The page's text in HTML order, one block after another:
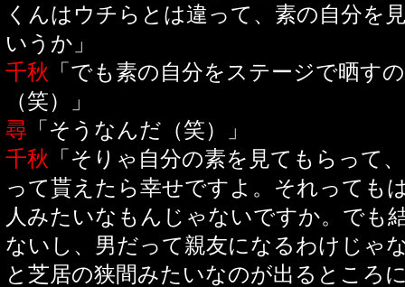
くんはウチらとは違って、素の自分を
いうか」
千秋 「でも素の自分をステージで晒す
（笑）」
尋 「そうなんだ（笑）」
千秋 「そりゃ自分の素を見てもらって
って貰えたら幸せですよ。それっても
人みたいなもんじゃないですか。でも
ないし、男だって親友になるわけじゃ
と芝居の狭間みたいなのが出るところ